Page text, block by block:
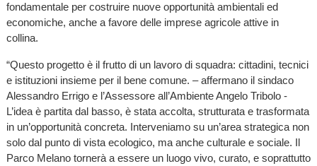
fondamentale per costruire nuove opportunità ambientali ed
economiche, anche a favore delle imprese agricole attive in
collina.
“Questo progetto è il frutto di un lavoro di squadra: cittadini, tecnici
e istituzioni insieme per il bene comune. – affermano il sindaco
Alessandro Errigo e l’Assessore all’Ambiente Angelo Tribolo -
L’idea è partita dal basso, è stata accolta, strutturata e trasformata
in un’opportunità concreta. Interveniamo su un’area strategica non
solo dal punto di vista ecologico, ma anche culturale e sociale. Il
Parco Melano tornerà a essere un luogo vivo, curato, e soprattutto